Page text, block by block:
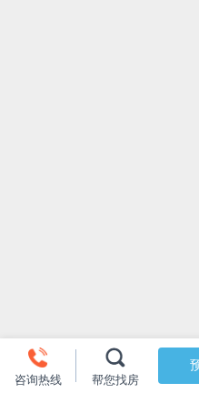
咨询热线 帮您找房